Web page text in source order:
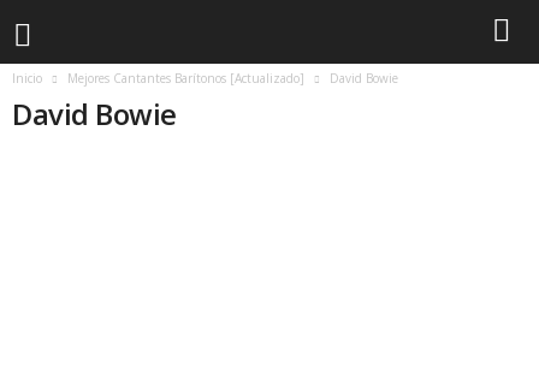
Inicio Mejores Cantantes Barítonos [Actualizado] David Bowie
David Bowie